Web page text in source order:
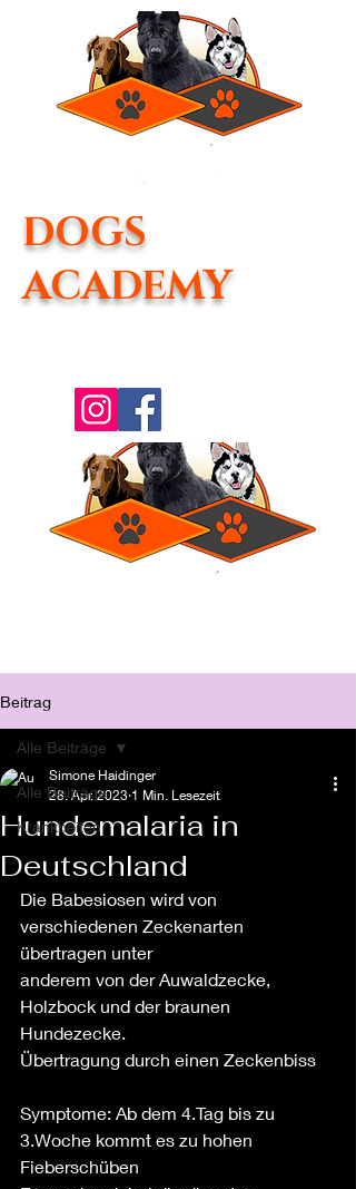
DOGS
ACADEMY
Beitrag
Alle Beiträge
Krankheiten
Alle Beiträge
Hundemalaria in
Deutschland
Simone Haidinger
28. Apr. 2023 1 Min. Lesezeit
Die Babesiosen wird von
verschiedenen Zeckenarten
übertragen unter
anderem von der Auwaldzecke,
Holzbock und der braunen
Hundezecke.
Übertragung durch einen Zeckenbiss
Symptome: Ab dem 4.Tag bis zu
3.Woche kommt es zu hohen
Fieberschüben